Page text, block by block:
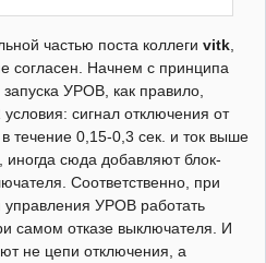
частью поста коллеги vitk
согласен. Начнем с принципа
УРОВ, как правило,
сигнал отключения от
течение 0,15-0,3 сек. и ток выше
иногда сюда добавляют блок-
Соответственно, при
УРОВ работать
самом отказе выключателя. И
не цепи отключения, а